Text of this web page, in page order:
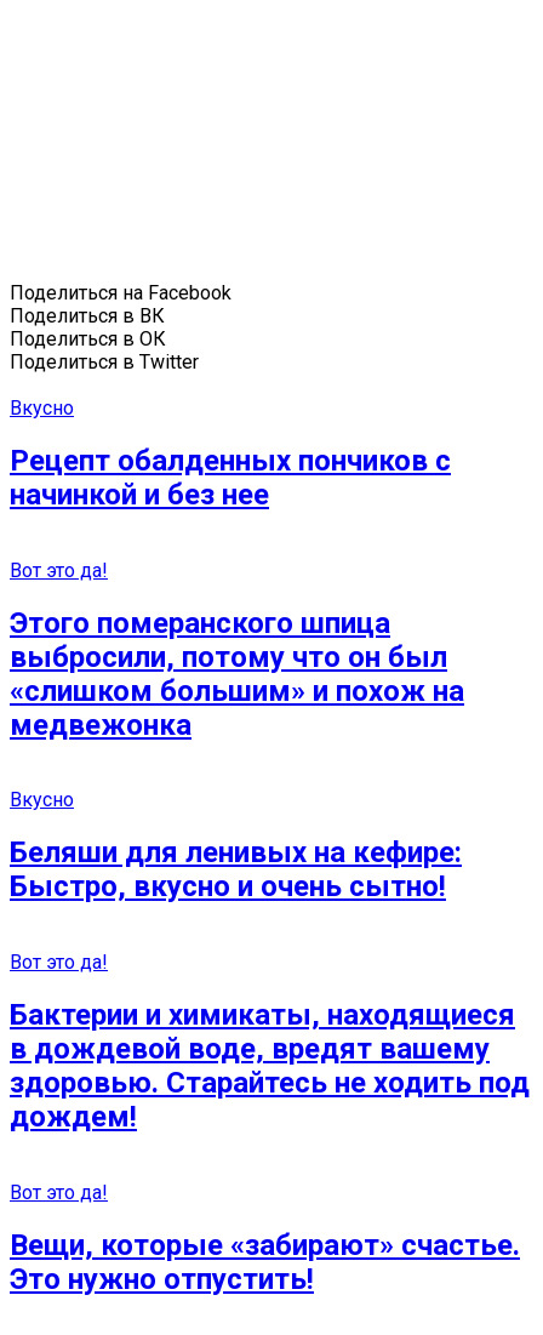
Поделиться на Facebook
Поделиться в ВК
Поделиться в ОК
Поделиться в Twitter
Вкусно
Рецепт обалденных пончиков с
начинкой и без нее
Вот это да!
Этого померанского шпица
выбросили, потому что он был
«слишком большим» и похож на
медвежонка
Вкусно
Беляши для ленивых на кефире:
Быстро, вкусно и очень сытно!
Вот это да!
Бактерии и химикаты, находящиеся
в дождевой воде, вредят вашему
здоровью. Старайтесь не ходить под
дождем!
Вот это да!
Вещи, которые «забирают» счастье.
Это нужно отпустить!